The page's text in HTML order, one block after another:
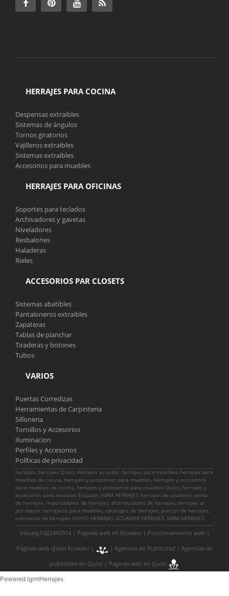
HERRAJES PARA COCINA
Despensas extraibles
Sistemas de ángulos
Tornos giratorios
Vajilleros extraibles
Sistemas extraibles
Accesorios para muebles
HERRAJES PARA OFICINAS
Soportes para teclados
Archivadores y gavetas
Niveladores
Resbalones
Haladeras
Rieles
ACCESORIOS PAR CLOSETS
Sistemas abatibles
Pantaloneros extraibles
Zapateras
Tablas de planchar
Tiraderas y botones
Tubos
VARIOS
Puertas Corredizas
Herramientas de Carpinteria
Silloneria
Tornillos y Accesorios
Iluminacion
Perfiles y Accesorios
Políticas de privacidad
herrajes, herrajes Quito, Herrajes ecuador, herrajes para muebles, herrajes para
muebles de cocina, herrajes y accesorios para muebles, herrajes y accesorios
para muebles de cocina, herrajes y accesorios para muebles Quito, herrajes y
accesorios para muebles Ecuador, IGRM HERRAJES, herrajes de aluminio, venta
de herrajes, importadores de herrajes, distribuidores de herrajes, herrajes al
por mayor, herrajeria para muebles, catalogos de herrajes, precios de herrajes,
cotizacion de herrajes, QUITO HERRAJES, ECUADOR HERRAJES, IGRM HERRAJES
Visualg3 022492314 | Páginas web en Ecuador| Posicionamiento web |
Páginas web Quito Ecuador | | Agencias de Publicidad | Agencias de
publicidad en Quito | Paginas web en Quito
Powered IgrmHerrajes